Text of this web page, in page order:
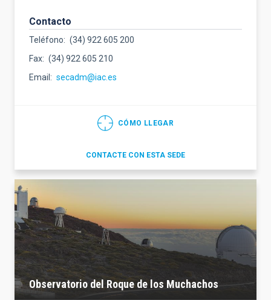
Contacto
Teléfono
(34) 922 605 200
Fax
(34) 922 605 210
Email
secadm@iac.es
CÓMO LLEGAR
CONTACTE CON ESTA SEDE
Observatorio del Roque de los Muchachos